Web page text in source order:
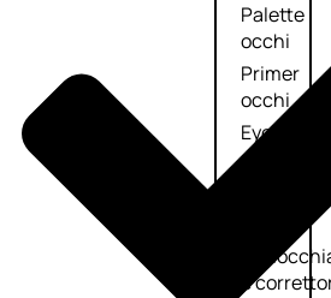
Palette
occhi
Primer
occhi
Eyeliner
Mascara
e